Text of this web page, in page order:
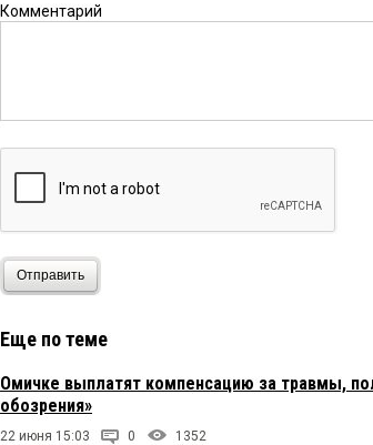
Комментарий
Отправить
Еще по теме
Омичке выплатят компенсацию за травмы,
обозрения»
22 июня 15:03 0 1352